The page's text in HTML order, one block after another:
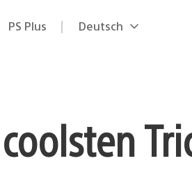
PS Plus Select
Aktuelle
Deutsch